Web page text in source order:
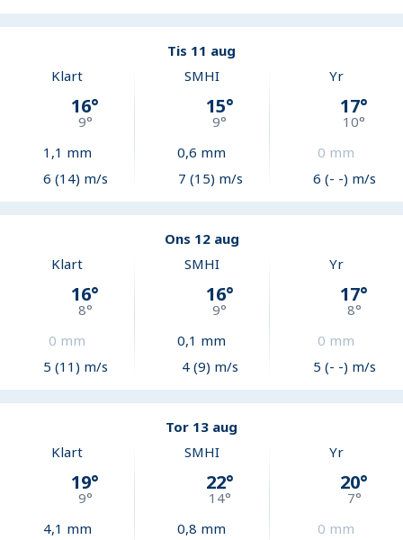
Tis 11 aug
Klart
16°
9°
1,1 mm
6 (14) m/s
SMHI
15°
9°
0,6 mm
7 (15) m/s
Yr
17°
10°
0 mm
6 (- -) m/s
Ons 12 aug
Klart
16°
8°
0 mm
5 (11) m/s
SMHI
16°
9°
0,1 mm
4 (9) m/s
Yr
17°
8°
0 mm
5 (- -) m/s
Tor 13 aug
Klart
19°
9°
4,1 mm
SMHI
22°
14°
0,8 mm
Yr
20°
7°
0 mm